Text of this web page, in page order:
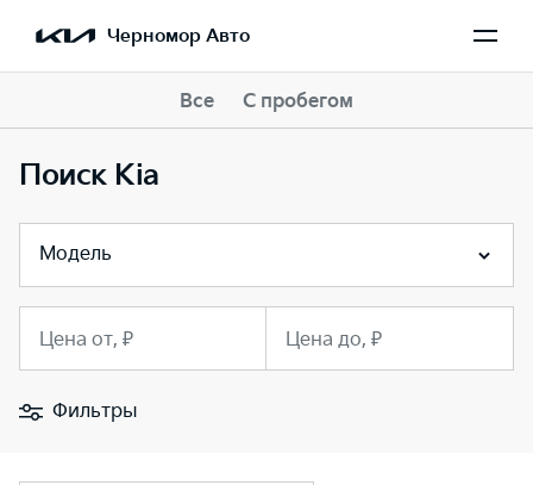
Черномор Авто
Все С пробегом
Поиск Kia
Модель
Цена от, ₽ Цена до, ₽
Фильтры